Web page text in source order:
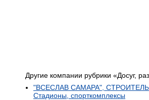
Другие компании рубрики «Досуг,
"ВСЕСЛАВ САМАРА",
Стадионы, спорткомплексы